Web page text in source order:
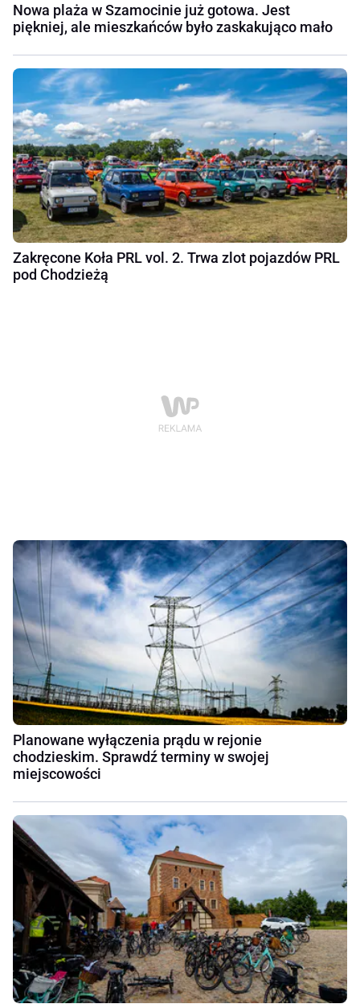
Nowa plaża w Szamocinie już gotowa. Jest
piękniej, ale mieszkańców było zaskakująco mało
Zakręcone Koła PRL vol. 2. Trwa zlot pojazdów PRL
pod Chodzieżą
Planowane wyłączenia prądu w rejonie
chodzieskim. Sprawdź terminy w swojej
miejscowości